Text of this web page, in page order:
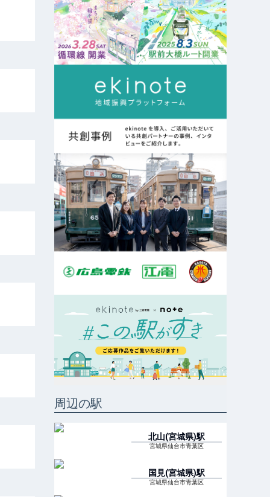
周辺の駅
北山(宮城県)駅
宮城県仙台市青葉区
国見(宮城県)駅
宮城県仙台市青葉区